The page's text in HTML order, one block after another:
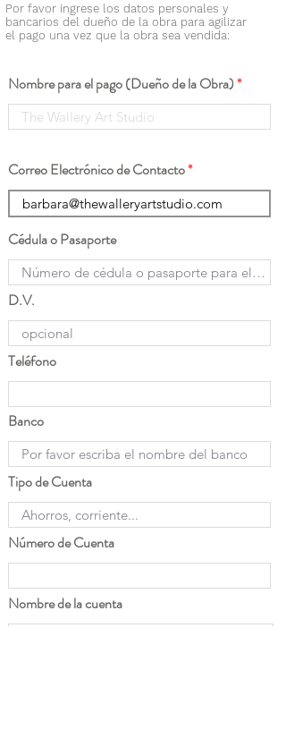
Por favor ingrese los datos personales y
bancarios del dueño de la obra para agilizar
el pago una vez que la obra sea vendida:
Nombre para el pago (Dueño de la Obra)
Correo Electrónico de Contacto
Cédula o Pasaporte
D.V.
Teléfono
Banco
Tipo de Cuenta
Número de Cuenta
Nombre de la cuenta